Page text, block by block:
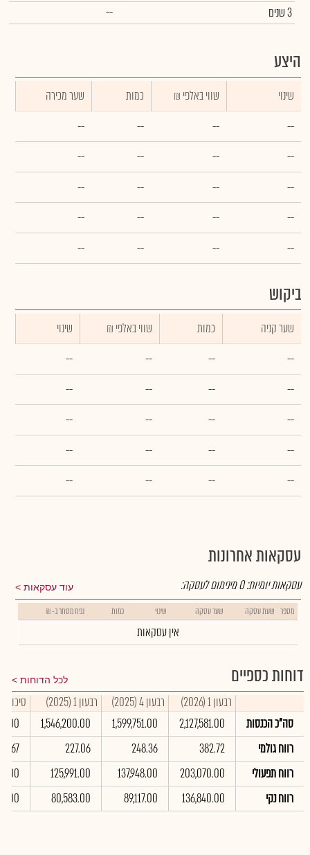
3 שנים
--
היצע
שינוי ₪ שווי באלפי כמות
שער מכירה
--
--
--
--
--
--
--
--
--
--
--
--
--
--
--
--
--
--
--
--
ביקוש
שער קניה כמות ₪ שווי באלפי
שינוי
--
--
--
--
--
--
--
--
--
--
--
--
--
--
--
--
--
--
--
--
עסקאות אחרונות
עוד עסקאות עסקאות יומיות:0מינימום לעסקה:
מספר שעת עסקה שער עסקה שינוי כמות נפח מסחר ב- ₪
אין עסקאות
דוחות כספיים לכל הדוחות
רבעון 1 (2026) רבעון 4 (2025) רבעון 1 (2025)
סיכום
סה"כ הכנסות
2,127,581.00
1,599,751.00
1,546,200.00
רווח גולמי
382.72
248.36
227.06
רווח תפעולי
203,070.00
137,948.00
125,991.00
רווח נקי
136,840.00
89,117.00
80,583.00